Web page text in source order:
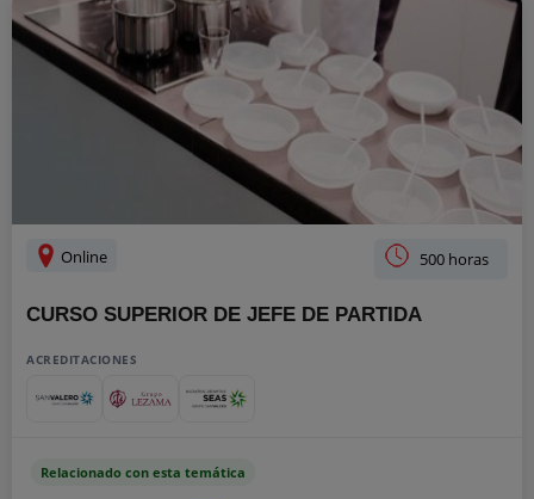
Online 500 horas
CURSO SUPERIOR DE JEFE DE PARTIDA
ACREDITACIONES
Relacionado con esta temática